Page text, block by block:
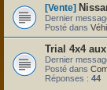
[Vente]
Dernier
Posté dans
Trial 4x4
Dernier
Posté dans
Réponses : 44